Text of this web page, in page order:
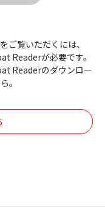
仕様書、およ
ファイルにつ
利は、アイコ
ファイルは、
用できませ
ご覧いただくには、
Readerが必要です。
Readerのダウンロー
。